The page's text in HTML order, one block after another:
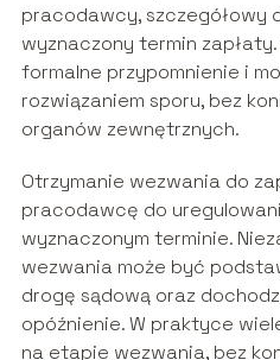
pracodawcy, szczegółowy
wyznaczony termin
formalne przypomnienie i
rozwiązaniem sporu, bez
organów zewnętrznych.
Otrzymanie wezwania do
pracodawcę do
wyznaczonym terminie.
wezwania może być
drogę sądową oraz
opóźnienie. W praktyce
na etapie wezwania, bez